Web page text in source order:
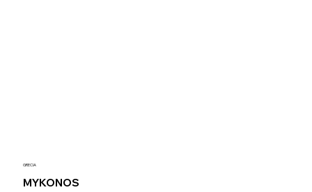
GRECIA
MYKONOS